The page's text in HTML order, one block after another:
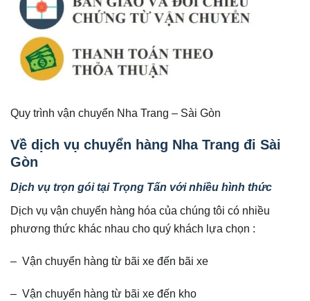
Quy trình vận chuyển Nha Trang – Sài Gòn
Về dịch vụ chuyển hàng Nha Trang đi Sài
Gòn
Dịch vụ trọn gói tại Trọng Tấn với nhiều hình thức
Dịch vụ vận chuyển hàng hóa của chúng tôi có nhiều
phương thức khác nhau cho quý khách lựa chọn :
– Vận chuyển hàng từ bãi xe đến bãi xe
– Vận chuyển hàng từ bãi xe đến kho